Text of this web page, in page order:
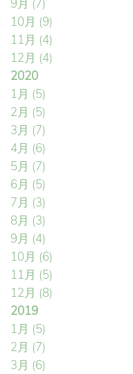
9月 (7)
10月 (9)
11月 (4)
12月 (4)
2020
1月 (5)
2月 (5)
3月 (7)
4月 (6)
5月 (7)
6月 (5)
7月 (3)
8月 (3)
9月 (4)
10月 (6)
11月 (5)
12月 (8)
2019
1月 (5)
2月 (7)
3月 (6)